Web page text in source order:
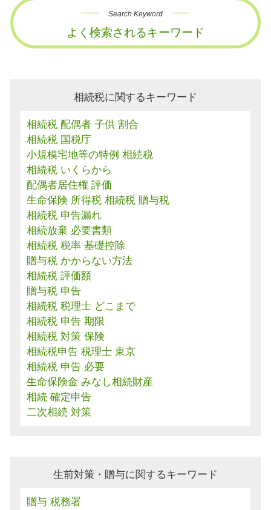
Search Keyword
よく検索されるキーワード
相続税に関するキーワード
相続税 配偶者 子供 割合
相続税 国税庁
小規模宅地等の特例 相続税
相続税 いくらから
配偶者居住権 評価
生命保険 所得税 相続税 贈与税
相続税 申告漏れ
相続放棄 必要書類
相続税 税率 基礎控除
贈与税 かからない方法
相続税 評価額
贈与税 申告
相続税 税理士 どこまで
相続税 申告 期限
相続税 対策 保険
相続税申告 税理士 東京
相続税 申告 必要
生命保険金 みなし相続財産
相続 確定申告
二次相続 対策
生前対策・贈与に関するキーワード
贈与 税務署